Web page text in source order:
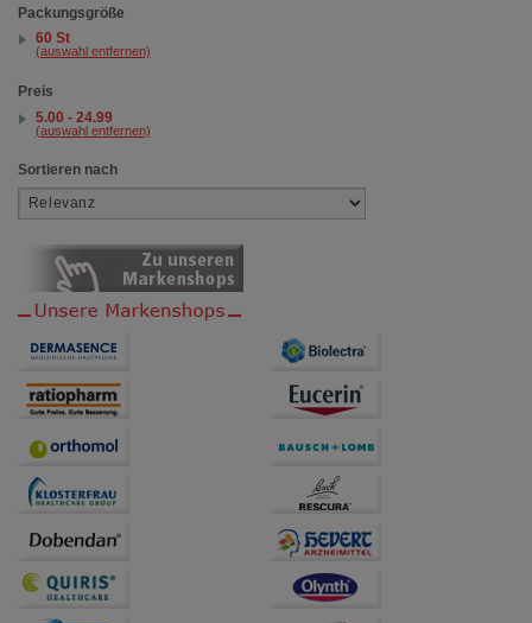
Packungsgröße
60 St
(auswahl entfernen)
Preis
5.00 - 24.99
(auswahl entfernen)
Sortieren nach